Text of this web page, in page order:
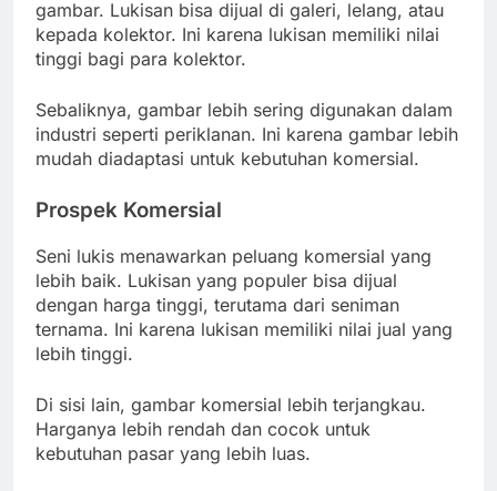
gambar. Lukisan bisa dijual di galeri, lelang, atau
kepada kolektor. Ini karena lukisan memiliki nilai
tinggi bagi para kolektor.
Sebaliknya, gambar lebih sering digunakan dalam
industri seperti periklanan. Ini karena gambar lebih
mudah diadaptasi untuk kebutuhan komersial.
Prospek Komersial
Seni lukis menawarkan peluang komersial yang
lebih baik. Lukisan yang populer bisa dijual
dengan harga tinggi, terutama dari seniman
ternama. Ini karena lukisan memiliki nilai jual yang
lebih tinggi.
Di sisi lain, gambar komersial lebih terjangkau.
Harganya lebih rendah dan cocok untuk
kebutuhan pasar yang lebih luas.